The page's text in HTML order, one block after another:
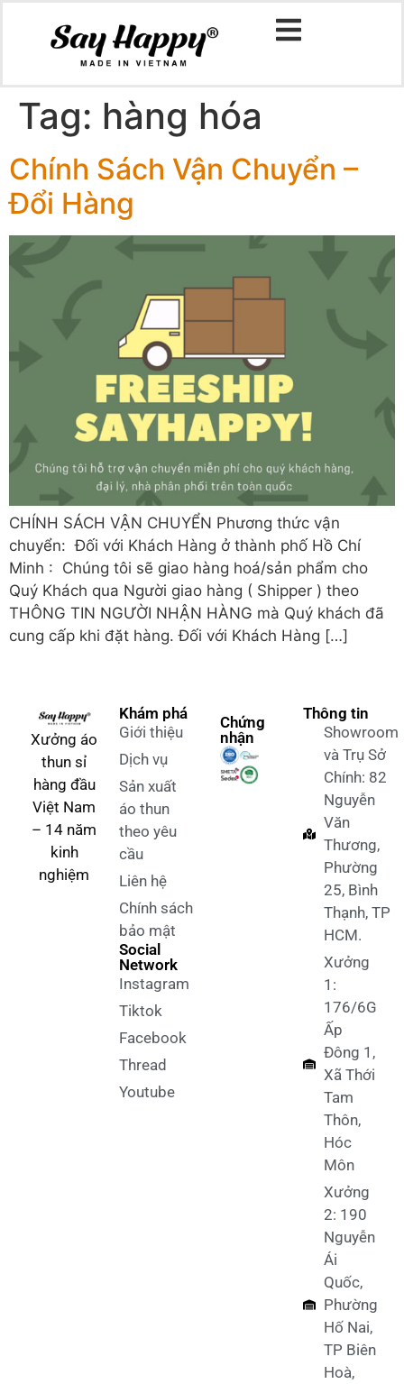
Tag: hàng hóa
Chính Sách Vận Chuyển –
Đổi Hàng
CHÍNH SÁCH VẬN CHUYỂN Phương thức vận
chuyển: Đối với Khách Hàng ở thành phố Hồ Chí
Minh : Chúng tôi sẽ giao hàng hoá/sản phẩm cho
Quý Khách qua Người giao hàng ( Shipper ) theo
THÔNG TIN NGƯỜI NHẬN HÀNG mà Quý khách đã
cung cấp khi đặt hàng. Đối với Khách Hàng […]
Xưởng áo
thun sỉ
hàng đầu
Việt Nam
– 14 năm
kinh
nghiệm
Khám phá
Giới thiệu
Dịch vụ
Sản xuất
áo thun
theo yêu
cầu
Liên hệ
Chính sách
bảo mật
Social
Network
Instagram
Tiktok
Facebook
Thread
Youtube
Chứng
nhận
Thông tin
Showroom
và Trụ Sở
Chính: 82
Nguyễn
Văn
Thương,
Phường
25, Bình
Thạnh, TP
HCM.
Xưởng
1:
176/6G
Ấp
Đông 1,
Xã Thới
Tam
Thôn,
Hóc
Môn
Xưởng
2: 190
Nguyễn
Ái
Quốc,
Phường
Hố Nai,
TP Biên
Hoà,